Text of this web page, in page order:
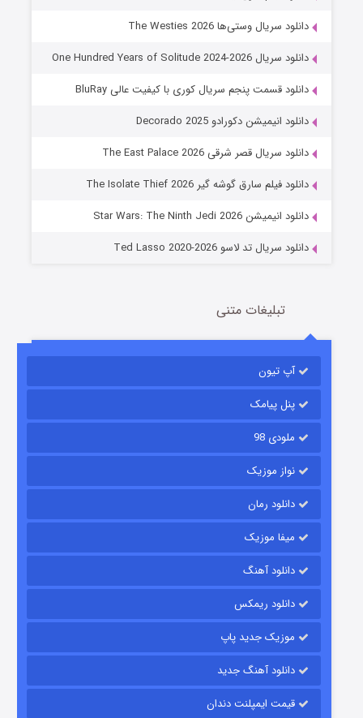
جادوگری در مغولستان
قسمت14 (زیرنویس) منتشر شد
قسمت
دانلود سریال وستی‌ها The Westies 2026
دانلود سریال One Hundred Years of Solitude 2024-2026
دانلود قسمت پنجم سریال کوری با کیفیت عالی BluRay
دانلود انیمیشن دکورادو Decorado 2025
دانلود سریال قصر شرقی The East Palace 2026
دانلود فیلم سارق گوشه گیر The Isolate Thief 2026
دانلود انیمیشن Star Wars: The Ninth Jedi 2026
دانلود سریال تد لاسو Ted Lasso 2020-2026
تبلیغات متنی
آپ تیون
پنل پیامک
ملودی 98
نواز موزیک
دانلود رمان
میفا موزیک
دانلود آهنگ
دانلود ریمکس
موزیک جدید پاپ
دانلود آهنگ جدید
قیمت ایمپلنت دندان